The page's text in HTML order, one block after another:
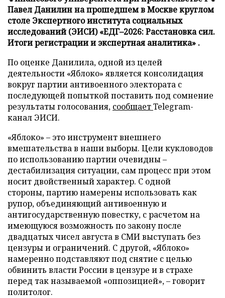
Павел Данилин на прошедшем в Москве круглом
столе Экспертного института социальных
исследований (ЭИСИ) «ЕДГ–2026: Расстановка сил.
Итоги регистрации и экспертная аналитика» .
По оценке Данилила, одной из целей
деятельности «Яблоко» является консолидация
вокруг партии антивоенного электората с
последующей попыткой поставить под сомнение
результаты голосования, сообщаетTelegram-
канал ЭИСИ.
«Яблоко» – это инструмент внешнего
вмешательства в наши выборы. Цели кукловодов
по использованию партии очевидны –
дестабилизация ситуации, сам процесс при этом
носит двойственный характер. С одной
стороны, партию намерены использовать как
рупор, объединяющий антивоенную и
антигосударственную повестку, с расчетом на
имеющуюся возможность по закону после
двадцатых чисел августа в СМИ выступать без
цензуры и ограничений. С другой, «Яблоко»
намеренно подставляют под снятие с целью
обвинить власти России в цензуре и в страхе
перед так называемой «оппозицией», – говорит
политолог.